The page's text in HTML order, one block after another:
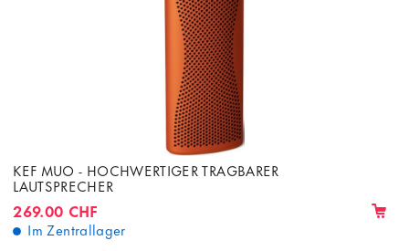
KEF MUO - HOCHWERTIGER TRAGBARER
LAUTSPRECHER
269.00 CHF
Im Zentrallager